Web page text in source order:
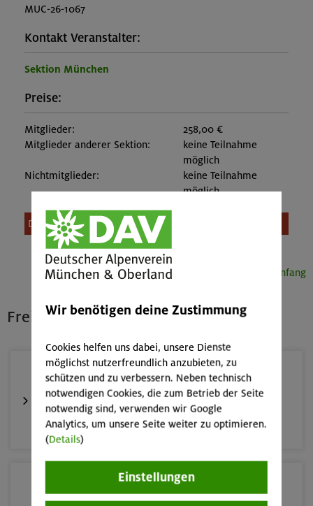
MUC-26-1067
Kontakt Veranstalter:
Sektion München
Preise:
Mitglieder:
258,00 €
Mitglieder anderer Sektion:
keine Teilnahme
möglich
Nichtmitglieder:
keine Teilnahme
möglich
Diese Veranstaltung ist leider nicht mehr buchbar.
Seitenanfang
Freie Plätze – Auswahl
15.-20.08.26
Klettersteige im Herzen von Montafon und Rätikon
(inkl. Ü)
Rätikon
Fahrtechnik II - Advanced - Kompakt
Wir benötigen deine Zustimmung
Cookies helfen uns dabei, unsere Dienste
möglichst nutzerfreundlich anzubieten, zu
schützen und zu verbessern. Neben technisch
notwendigen Cookies, die zum Betrieb der Seite
notwendig sind, verwenden wir Google
Analytics, um unsere Seite weiter zu optimieren.
(Details)
Einstellungen